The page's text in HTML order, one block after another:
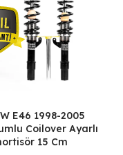
E46 1998-2005
Coilover Ayarlı
15 Cm